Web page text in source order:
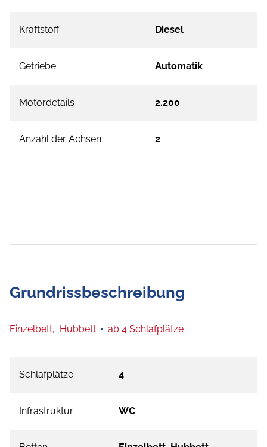
Kraftstoff Diesel
Getriebe Automatik
Motordetails 2.200
Anzahl der Achsen 2
Grundrissbeschreibung
Einzelbett, Hubbett ab 4 Schlafplätze
Schlafplätze 4
Infrastruktur WC